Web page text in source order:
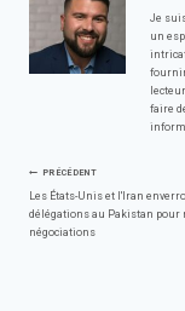
Je
un
fournir
faire
de
PRÉCÉDENT
Les États-Unis et l'Iran
délégations au Pakistan pour
négociations